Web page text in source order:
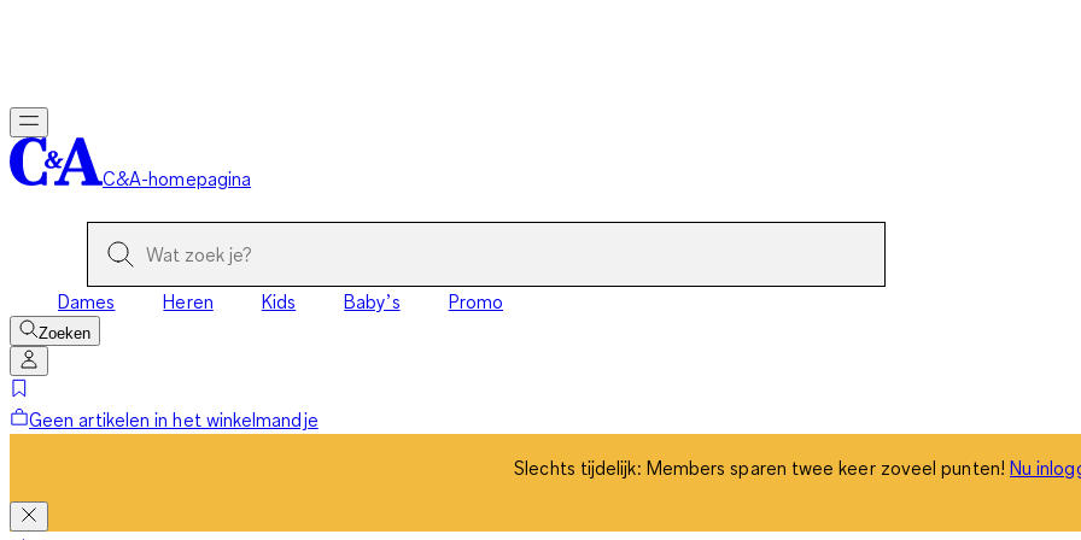
C&A-homepagina
Dames Heren Kids Baby’s Promo
Zoeken
Geen artikelen in het winkelmandje
Slechts tijdelijk: Members sparen twee keer zoveel punten! Nu